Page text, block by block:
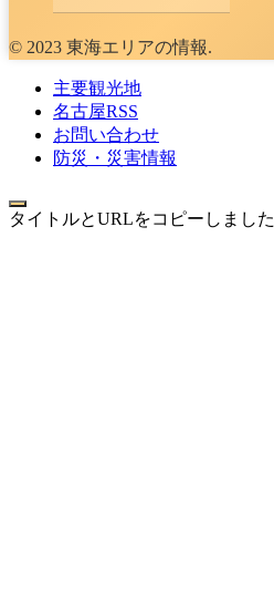
© 2023 東海エリアの情報.
主要観光地
名古屋RSS
お問い合わせ
防災・災害情報
タイトルとURLをコピーしました